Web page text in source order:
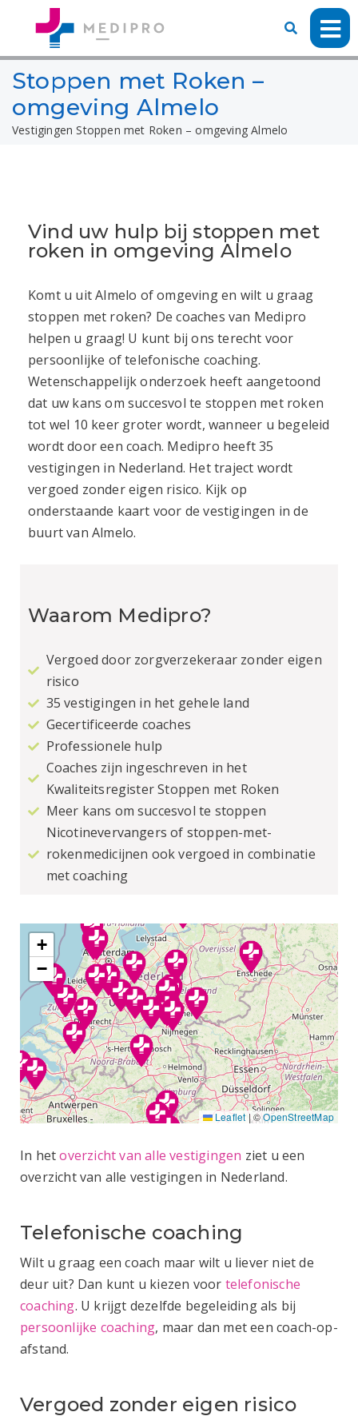
Stoppen met Roken –
omgeving Almelo
Vestigingen Stoppen met Roken – omgeving Almelo
Vind uw hulp bij stoppen met
roken in omgeving Almelo
Komt u uitAlmelo of omgeving en wilt u graag
stoppen met roken? De coaches van Medipro
helpen u graag! U kunt bij ons terecht voor
persoonlijke of telefonische coaching.
Wetenschappelijk onderzoek heeft aangetoond
dat uw kans om succesvol te stoppen met roken
tot wel 10 keer groter wordt, wanneer u begeleid
wordt door een coach. Medipro heeft 35
vestigingen in Nederland. Het traject wordt
vergoed zonder eigen risico. Kijk op
onderstaande kaart voor de vestigingen in de
buurt van Almelo.
Waarom Medipro?
Vergoed door zorgverzekeraar zonder eigen
risico
35 vestigingen in het gehele land
Gecertificeerde coaches
Professionele hulp
Coaches zijn ingeschreven in het
Kwaliteitsregister Stoppen met Roken
Meer kans om succesvol te stoppen
Nicotinevervangers of stoppen-met-
rokenmedicijnen ook vergoed in combinatie
met coaching
+
−
Leaflet |©OpenStreetMap
In hetoverzicht van alle vestigingen ziet u een
overzicht van alle vestigingen in Nederland.
Telefonische coaching
Wilt u graag een coach maar wilt u liever niet de
deur uit? Dan kunt u kiezen voor telefonische
coaching. U krijgt dezelfde begeleiding als bij
persoonlijke coaching, maar dan met een coach-op-
afstand.
Vergoed zonder eigen risico